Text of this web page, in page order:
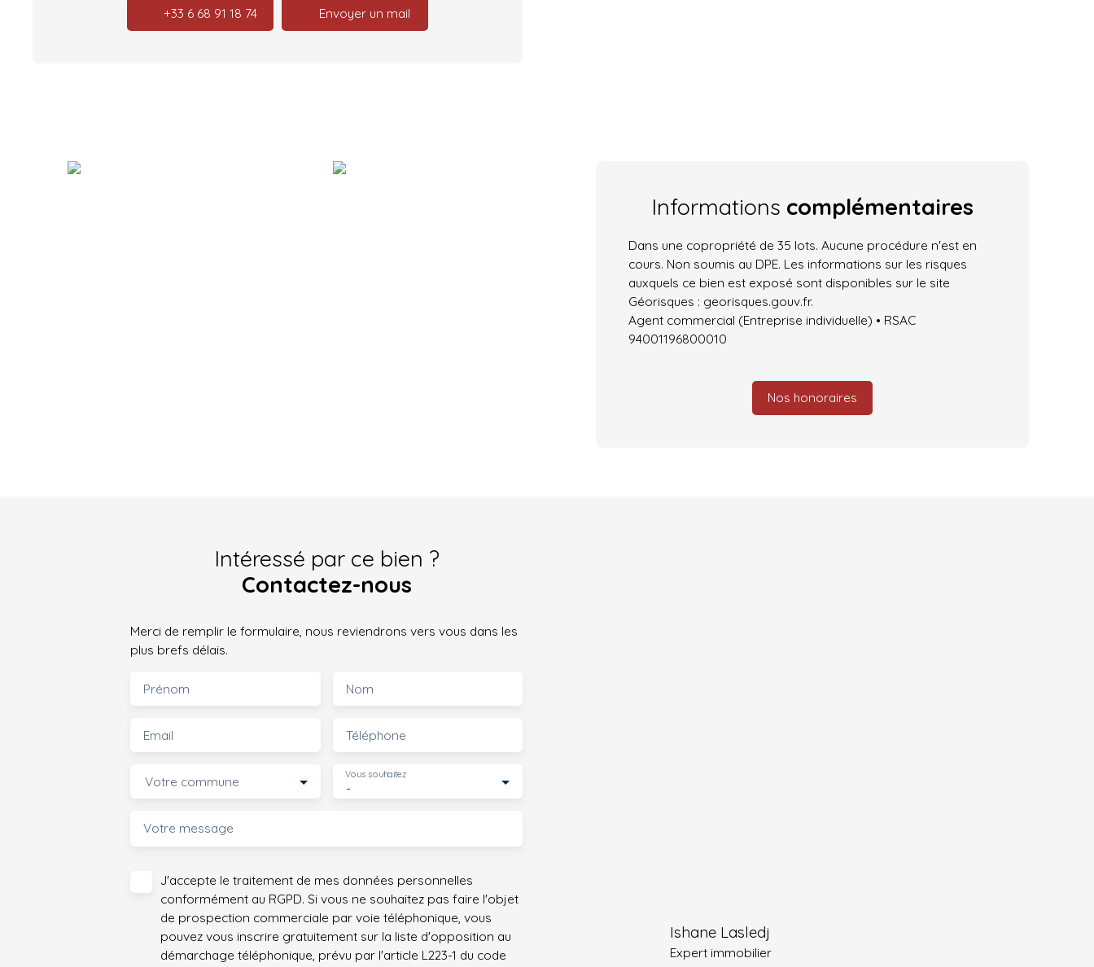
+33 6 68 91 18 74 Envoyer un mail
Informations complémentaires
Dans une copropriété de 35 lots. Aucune procédure n'est en
cours. Non soumis au DPE. Les informations sur les risques
auxquels ce bien est exposé sont disponibles sur le site
Géorisques : georisques.gouv.fr.
Agent commercial (Entreprise individuelle) • RSAC
94001196800010
Nos honoraires
Intéressé par ce bien ?
Contactez-nous
Merci de remplir le formulaire, nous reviendrons vers vous dans les
plus brefs délais.
Prénom Nom
Email Téléphone
Votre commune -
Vous souhaitez
Votre message
J'accepte le traitement de mes données personnelles
conformément au RGPD. Si vous ne souhaitez pas faire l'objet
de prospection commerciale par voie téléphonique, vous
pouvez vous inscrire gratuitement sur la liste d'opposition au
démarchage téléphonique, prévu par l'article L223-1 du code
Ishane Lasledj
Expert immobilier